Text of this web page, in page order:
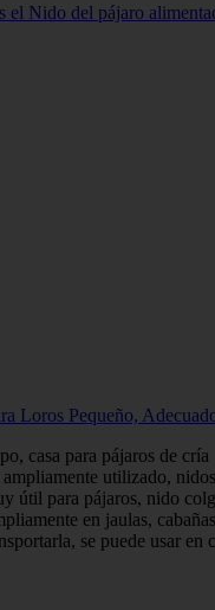
Nido del pájaro
Loros Pequeño,
casa para pájaros de cría
ampliamente utilizado,
útil para pájaros, nido
en jaulas,
se puede usar en